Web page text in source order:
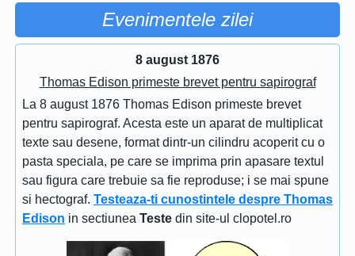
Evenimentele zilei
8 august 1876
Thomas Edison primeste brevet pentru sapirograf
La 8 august 1876 Thomas Edison primeste brevet
pentru sapirograf. Acesta este un aparat de multiplicat
texte sau desene, format dintr-un cilindru acoperit cu o
pasta speciala, pe care se imprima prin apasare textul
sau figura care trebuie sa fie reproduse; i se mai spune
si hectograf. Testeaza-ti cunostintele despre Thomas
Edison in sectiunea Teste din site-ul clopotel.ro